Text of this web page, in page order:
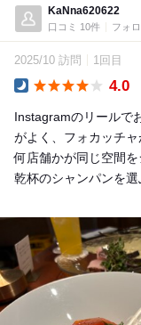
KaNna620622
口コミ 10件 フォ
2025/10 訪問 1回目
4.0
Instagramのリールで
がよく、フォカッチャ
何店舗かが同じ空間を
乾杯のシャンパンを選